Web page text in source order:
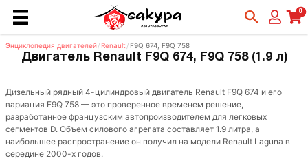
0
Энциклопедия двигателей/ Renault / F9Q 674, F9Q 758
Двигатель Renault F9Q 674, F9Q 758 (1.9 л)
Дизельный рядный 4-цилиндровый двигатель Renault F9Q 674 и его
вариация F9Q 758 — это проверенное временем решение,
разработанное французским автопроизводителем для легковых
сегментов D. Объем силового агрегата составляет 1.9 литра, а
наибольшее распространение он получил на модели Renault Laguna в
середине 2000-х годов.